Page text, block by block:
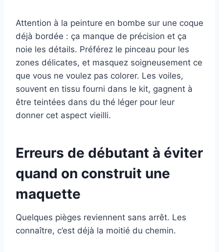
Attention à la peinture en bombe sur une coque
déjà bordée : ça manque de précision et ça
noie les détails. Préférez le pinceau pour les
zones délicates, et masquez soigneusement ce
que vous ne voulez pas colorer. Les voiles,
souvent en tissu fourni dans le kit, gagnent à
être teintées dans du thé léger pour leur
donner cet aspect vieilli.
Erreurs de débutant à éviter
quand on construit une
maquette
Quelques pièges reviennent sans arrêt. Les
connaître, c’est déjà la moitié du chemin.